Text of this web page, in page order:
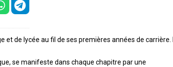
et de lycée au fil de ses premières années de carrière. Il
se manifeste dans chaque chapitre par une